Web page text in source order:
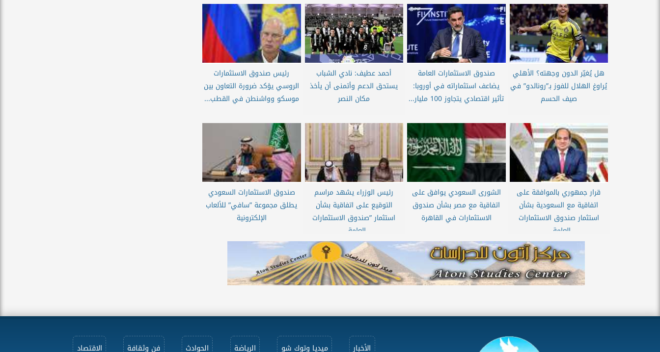
هل يُغيّر الدون وجهته؟ الأهلي
يُراوغ الهلال للفوز بـ”رونالدو” في
صيف الحسم
صندوق الاستثمارات العامة
يضاعف استثماراته في أوروبا:
تأثير اقتصادي يتجاوز 100 مليار...
أحمد عطيف: نادي الشباب
يستحق الدعم وأتمنى أن يأخذ
مكان النصر
رئيس صندوق الاستثمارات
الروسي يؤكد ضرورة التعاون بين
موسكو وواشنطن في القطب...
قرار جمهوري بالموافقة على
اتفاقية مع السعودية بشأن
استثمار صندوق الاستثمارات
العامة...
الشورى السعودي يوافق على
اتفاقية مع مصر بشأن صندوق
الاستثمارات في القاهرة
رئيس الوزراء يشهد مراسم
التوقيع على اتفاقية بشأن
استثمار ”صندوق الاستثمارات
العامة...
صندوق الاستثمارات السعودي
يطلق مجموعة ”سافي” للألعاب
الإلكترونية
الأخبار ميديا وتوك شو الرياضة الحوادث فن وثقافة الاقتصاد